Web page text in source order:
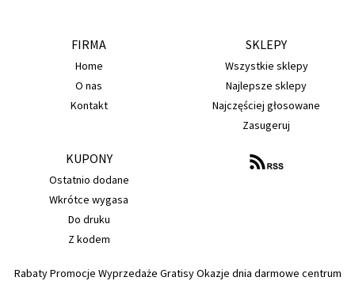
FIRMA
Home
O nas
Kontakt
SKLEPY
Wszystkie sklepy
Najlepsze sklepy
Najczęściej głosowane
Zasugeruj
KUPONY
Ostatnio dodane
Wkrótce wygasa
Do druku
Z kodem
Rabaty Promocje Wyprzedaże Gratisy Okazje dnia darmowe centrum